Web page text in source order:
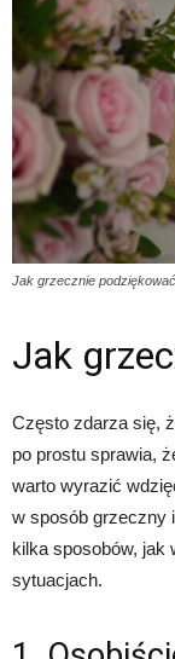
Jak grzecznie
Jak
Często zdarza się,
po prostu sprawia,
warto wyrazić
w sposób grzeczny
kilka sposobów, jak
sytuacjach.